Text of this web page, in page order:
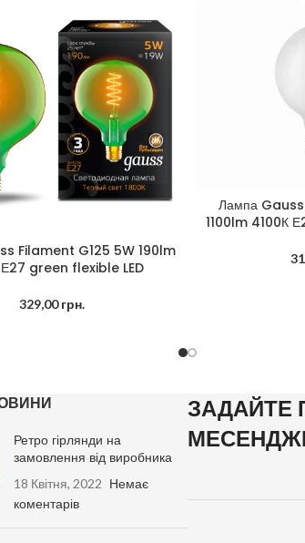
Filament G125 5W 190lm
green flexible LED
329,00грн.
ДОДАТИ В КОШИК
Лампа
1100lm 4100К
Ретро гірлянди на
замовлення від виробника
18 Квітня, 2022 Немає
коментарів
ЗАДАЙТЕ